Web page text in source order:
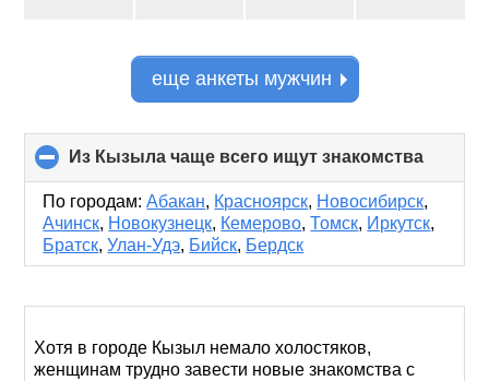
еще анкеты мужчин
Из Кызыла чаще всего ищут знакомства
to
По городам: Абакан, Красноярск, Новосибирск,
Ачинск, Новокузнецк, Кемерово,Томск, Иркутск,
Братск,Улан-Удэ, Бийск, Бердск
Хотя в городе Кызыл немало холостяков,
женщинам трудно завести новые знакомства с